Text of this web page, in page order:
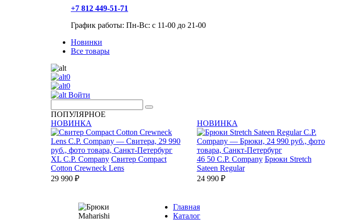
+7 812 449-51-71
График работы: Пн-Вс: с 11-00 до 21-00
Новинки
Все товары
0
0
Войти
ПОПУЛЯРНОЕ
НОВИНКА
XL C.P. Company Свитер Compact
Cotton Crewneck Lens
29 990 ₽
НОВИНКА
46 50 C.P. Company Брюки Stretch
Sateen Regular
24 990 ₽
Главная
Каталог